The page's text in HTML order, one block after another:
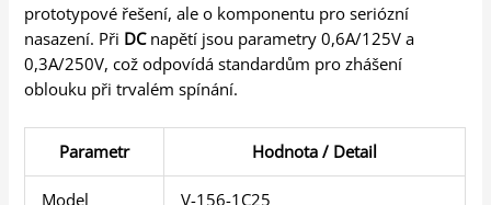
prototypové řešení, ale o komponentu pro seriózní
nasazení. Při DCnapětí jsou parametry 0,6A/125V a
0,3A/250V, což odpovídá standardům pro zhášení
oblouku při trvalém spínání.
Parametr Hodnota / Detail
Model V-156-1C25